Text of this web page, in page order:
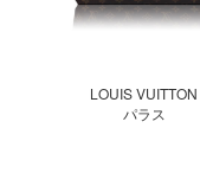
LOUIS VUITTON
パラス